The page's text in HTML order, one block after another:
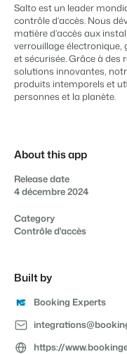
Marketing Immobilier
Votre projet est vendu en
Booking Analytics
Solution reporting
Présentation
Découvrez les
Experts
Pour les
Pour les
Découvrez les
groupe
Emplois / Carrièrres
Trouvez votre nouveau
Contact
Contactez nous.
À propos de nous
Salto est un leader
contrôle d’accès. Nous
matière d’accès aux
verrouillage électronique,
et sécurisée. Grâce à
solutions innovantes,
produits intemporels et
personnes et la planète.
About this app
Release date
4 décembre 2024
Category
Contrôle d'accès
Built by
Booking Experts
https://